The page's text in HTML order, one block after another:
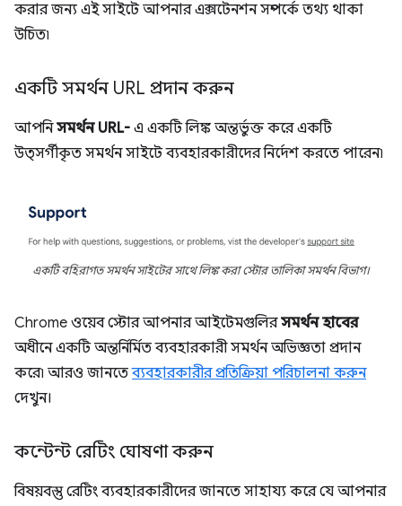
করার জন্য এই সাইটে আপনার এক্সটেনশন সম্পর্কে তথ্য থাকা
উচিত৷
একটি সমর্থন URL প্রদান করুন
আপনিসমর্থন URL- এ একটি লিঙ্ক অন্তর্ভুক্ত করে একটি
উত্সর্গীকৃত সমর্থন সাইটে ব্যবহারকারীদের নির্দেশ করতে পারেন৷
একটি বহিরাগত সমর্থন সাইটের সাথে লিঙ্ক করা স্টোর তালিকা সমর্থন বিভাগ।
Chrome ওয়েব স্টোর আপনার আইটেমগুলিরসমর্থন হাবের
অধীনে একটি অন্তর্নির্মিত ব্যবহারকারী সমর্থন অভিজ্ঞতা প্রদান
করে৷ আরও জানতেব্যবহারকারীর প্রতিক্রিয়া পরিচালনা করুন
দেখুন।
কন্টেন্ট রেটিং ঘোষণা করুন
বিষয়বস্তু রেটিং ব্যবহারকারীদের জানতে সাহায্য করে যে আপনার